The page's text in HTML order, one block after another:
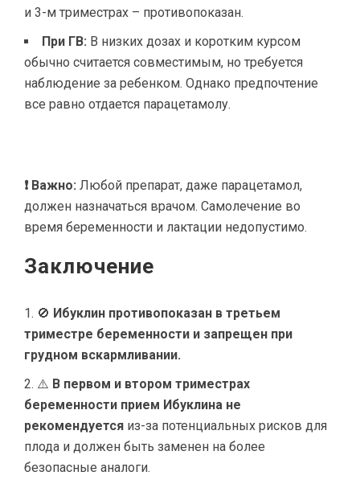
и 3-м триместрах – противопоказан.
При ГВ: В низких дозах и коротким курсом
обычно считается совместимым, но требуется
наблюдение за ребенком. Однако предпочтение
все равно отдается парацетамолу.
❗ Важно: Любой препарат, даже парацетамол,
должен назначаться врачом. Самолечение во
время беременности и лактации недопустимо.
Заключение
🚫 Ибуклин противопоказан в третьем
триместре беременности и запрещен при
грудном вскармливании.
⚠️ В первом и втором триместрах
беременности прием Ибуклина не
рекомендуется из-за потенциальных рисков для
плода и должен быть заменен на более
безопасные аналоги.